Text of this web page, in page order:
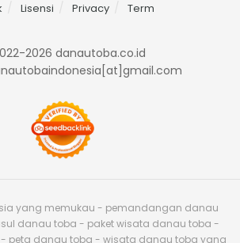
Lisensi Privacy Term
2026 danautoba.co.id
yang memukau - pemandangan danau
danau toba - paket wisata danau toba -
peta danau toba - wisata danau toba yang